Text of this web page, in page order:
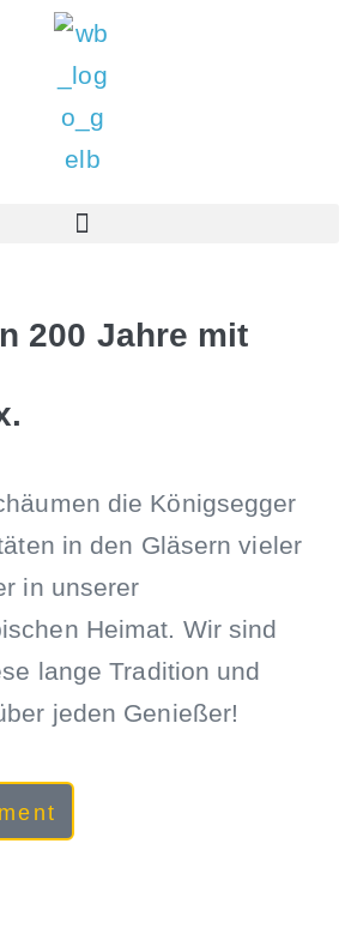
200 Jahre mit
die Königsegger
in den Gläsern vieler
in unserer
Heimat. Wir sind
lange Tradition und
jeden Genießer!